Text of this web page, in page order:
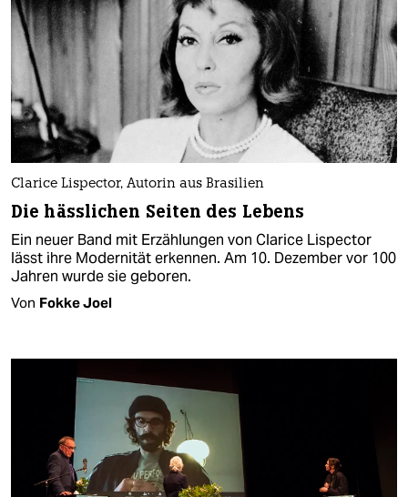
Clarice Lispector, Autorin aus Brasilien
Die hässlichen Seiten des Lebens
Ein neuer Band mit Erzählungen von Clarice Lispector
lässt ihre Modernität erkennen. Am 10. Dezember vor 100
Jahren wurde sie geboren.
Von Fokke Joel